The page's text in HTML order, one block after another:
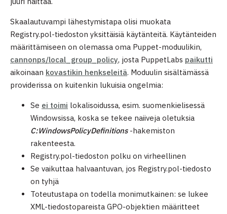
Skaalautuvampi lähestymistapa olisi muokata
Registry.pol-tiedoston yksittäisiä käytänteitä. Käytänteiden
määrittämiseen on olemassa oma Puppet-moduulikin,
cannonps/local_group_policy, josta PuppetLabs paikutti
aikoinaan kovastikin henkseleitä. Moduulin sisältämässä
providerissa on kuitenkin lukuisia ongelmia:
Se ei toimi lokalisoidussa, esim. suomenkielisessä
Windowsissa, koska se tekee naiiveja oletuksia
C:WindowsPolicyDefinitions-hakemiston
rakenteesta.
Registry.pol-tiedoston polku on virheellinen
Se vaikuttaa halvaantuvan, jos Registry.pol-tiedosto
on tyhjä
Toteutustapa on todella monimutkainen: se lukee
XML-tiedostopareista GPO-objektien määritteet